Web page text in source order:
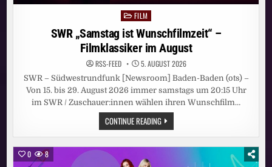
Posted
in
FILM
SWR „Samstag ist Wunschfilmzeit“ –
Filmklassiker im August
RSS-FEED 5. AUGUST 2026
SWR – Südwestrundfunk [Newsroom] Baden-Baden (ots) –
Von 15. bis 29. August 2026 immer samstags um 20:15 Uhr
im SWR / Zuschauer:innen wählen ihren Wunschfilm…
CONTINUE READINGSWR
„SAMSTAG
IST
WUNSCHFILMZEIT“
FILMKLASSIKER
0 8